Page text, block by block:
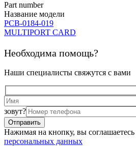
Part number
Название модели
PCB-0184-019
MULTIPORT CARD
Необходима помощь?
Наши специалисты свяжутся с вами
зовут?
Нажимая на кнопку, вы соглашаетесь
персональных данных